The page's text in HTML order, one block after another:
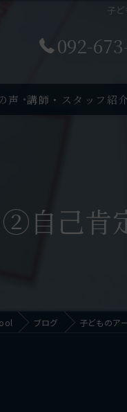
子
092-
声 講師・スタッフ紹介
自己肯
ブログ 子どものア